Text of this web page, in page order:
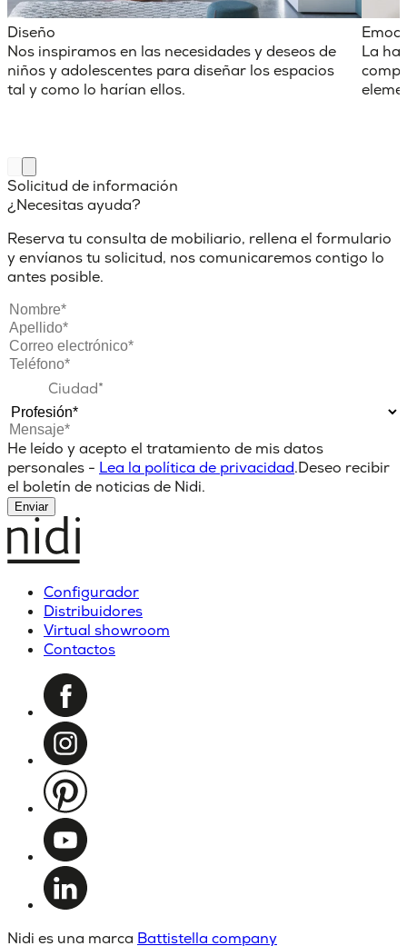
Diseño
Nos inspiramos en las necesidades y deseos de
niños y adolescentes para diseñar los espacios
tal y como lo harían ellos.
La
Solicitud de información
¿Necesitas ayuda?
Reserva tu consulta de mobiliario, rellena el formulario
y envíanos tu solicitud, nos comunicaremos contigo lo
antes posible.
He leído y acepto el tratamiento de mis datos
personales - Lea la política de privacidad.Deseo recibir
el boletín de noticias de Nidi.
Enviar
Configurador
Distribuidores
Virtual showroom
Contactos
Nidi es una marca Battistella company